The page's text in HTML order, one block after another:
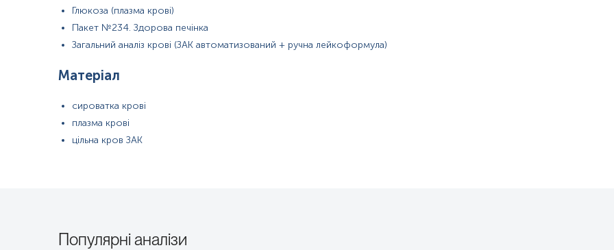
Глюкоза (плазма крові)
Пакет №234. Здорова печінка
Загальний аналіз крові (ЗАК автоматизований + ручна лейкоформула)
Матеріал
сироватка крові
плазма крові
цільна кров ЗАК
Популярні аналізи